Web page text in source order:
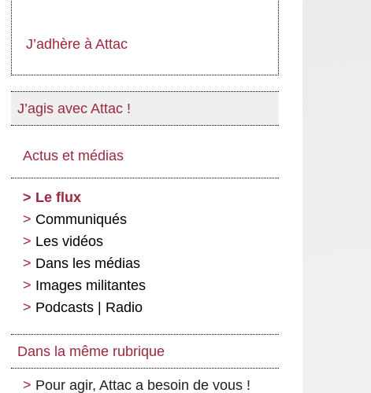
J’adhère à Attac
J’agis avec Attac !
Actus et médias
Le flux
Communiqués
Les vidéos
Dans les médias
Images militantes
Podcasts | Radio
Dans la même rubrique
Pour agir, Attac a besoin de vous !